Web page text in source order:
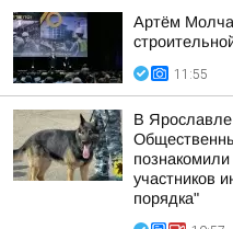
Артём
11:55
В Ярославле
участников
порядка"